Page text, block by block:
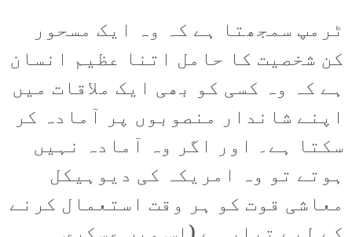
ٹرمپ سمجھتا ہے کہ وہ ایک مسحور
کن شخصیت کا حامل اتنا عظیم انسان
ہے کہ وہ کسی کو بھی ایک ملاقات میں
اپنے شاندار منصوبوں پر آمادہ کر
سکتا ہے۔ اور اگر وہ آمادہ نہیں
ہوتے تو وہ امریکہ کی دیوہیکل
معاشی قوت کو ہر وقت استعمال کرنے